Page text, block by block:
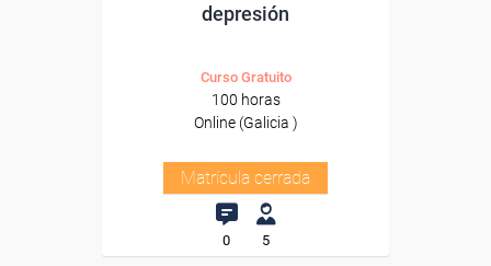
depresión
Curso Gratuito
100 horas
Online (Galicia )
Matrícula cerrada
0 5